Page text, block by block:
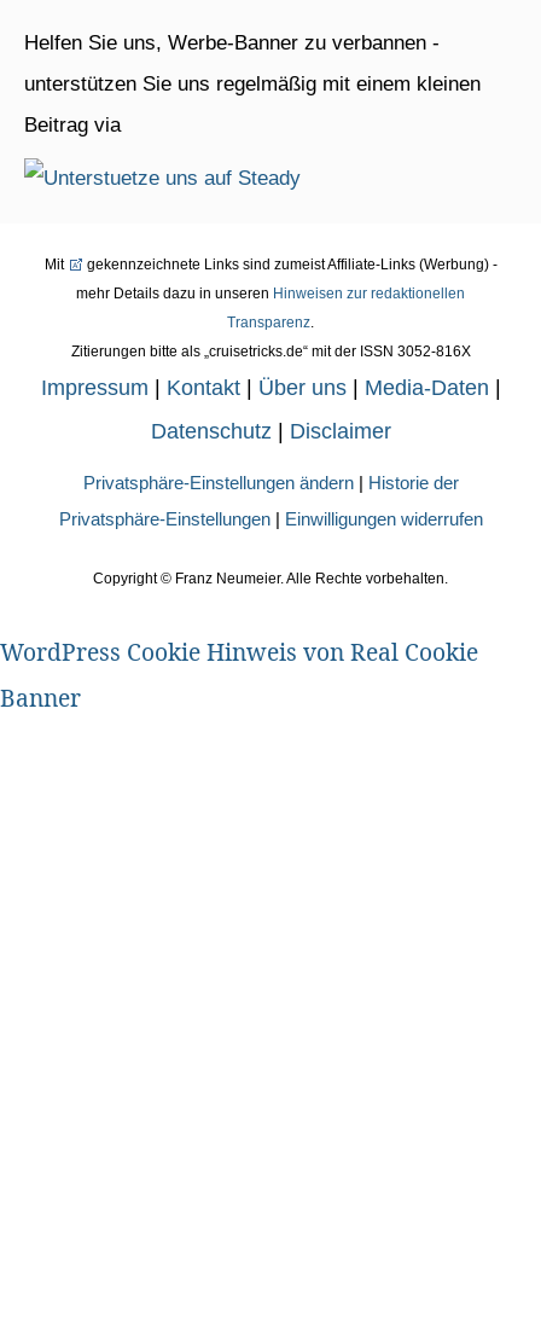
Helfen Sie uns, Werbe-Banner zu verbannen -
unterstützen Sie uns regelmäßig mit einem kleinen
Beitrag via
Mit
gekennzeichnete Links sind zumeist Affiliate-Links (Werbung) -
mehr Details dazu in unseren Hinweisen zur redaktionellen
Transparenz.
Zitierungen bitte als „cruisetricks.de“ mit der ISSN 3052-816X
Impressum | Kontakt| Über uns| Media-Daten |
Datenschutz | Disclaimer
Privatsphäre-Einstellungen ändern| Historie der
Privatsphäre-Einstellungen| Einwilligungen widerrufen
Copyright © Franz Neumeier. Alle Rechte vorbehalten.
WordPress Cookie Hinweis von Real Cookie
Banner